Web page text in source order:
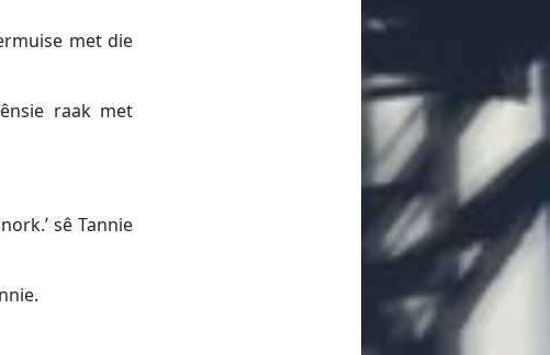
met die
raak met
sê Tannie